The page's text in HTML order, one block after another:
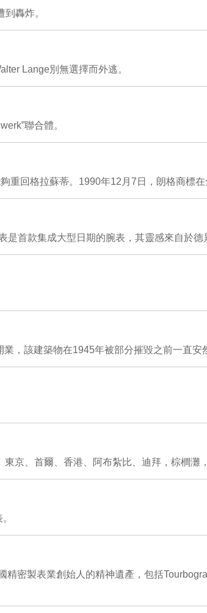
轟炸。
Lange別無選擇而外逃。
聯合體。
重回格拉蘇蒂。1990年12月7日，朗格商標在
首款集成大型日期的腕表，其靈感來自於德
，該建築物在1945年被部分摧毀之前一直安
京、首爾、香港、阿布紮比、迪拜，棕櫚灘
密製表業創始人的精神遺產，包括